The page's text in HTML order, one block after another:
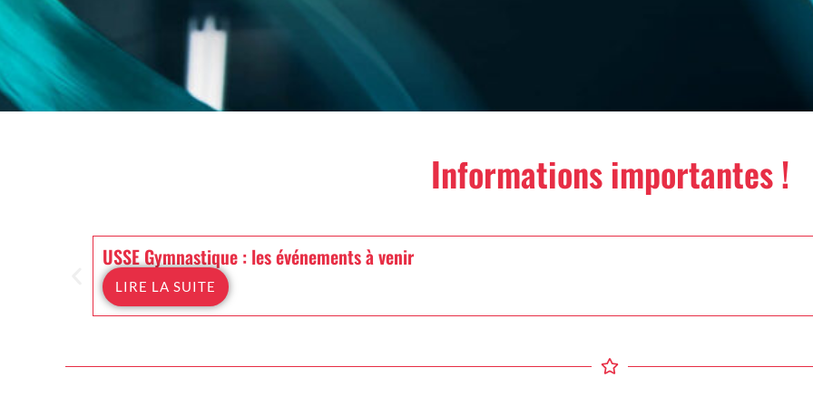
Informations importantes !
USSE Gymnastique : les événements à venir
LIRE LA SUITE